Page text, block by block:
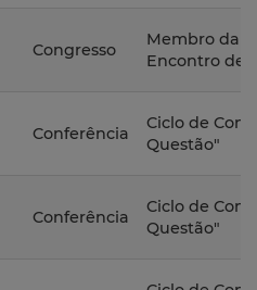
Congresso
Membro da
Encontro de
Conferência
Ciclo de
Questão"
Conferência
Ciclo de
Questão"